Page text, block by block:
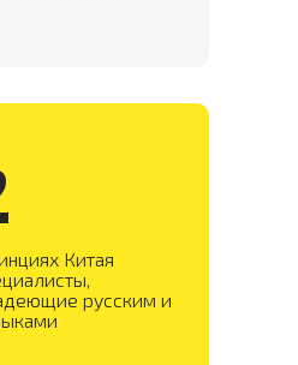
Китая
русским и
стоят